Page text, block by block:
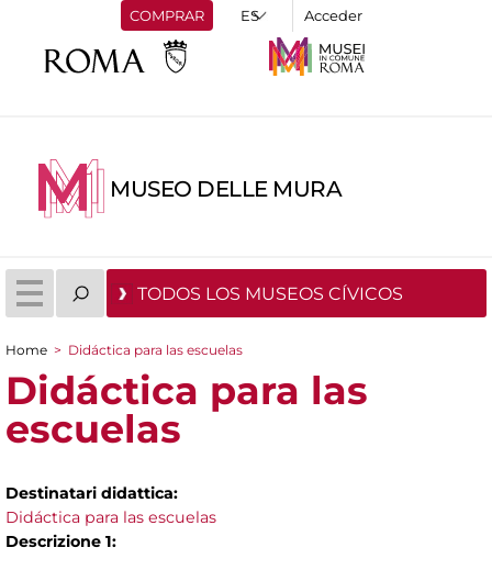
COMPRAR Acceder
MUSEO DELLE MURA
TODOS LOS MUSEOS CÍVICOS
You are here
Home > Didáctica para las escuelas
Didáctica para las
escuelas
Destinatari didattica:
Didáctica para las escuelas
Descrizione 1: